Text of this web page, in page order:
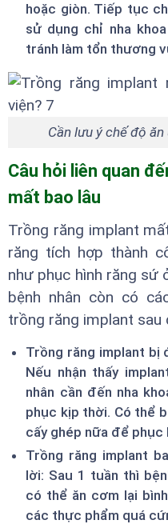
hoặc giòn. Tiếp tục
sử dụng chỉ nha
tránh làm tổn thương
Cần lưu ý chế độ
Câu hỏi liên quan
mất bao lâu
Trồng răng implant
răng tích hợp thành
như phục hình răng sứ
bệnh nhân còn có
trồng răng implant sau
Trồng răng implant bị
Nếu nhận thấy
nhân cần đến nha
phục kịp thời. Có thể
cấy ghép nữa để phục
Trồng răng implant
lời: Sau 1 tuần thì
có thể ăn cơm lại
các thực phẩm quá